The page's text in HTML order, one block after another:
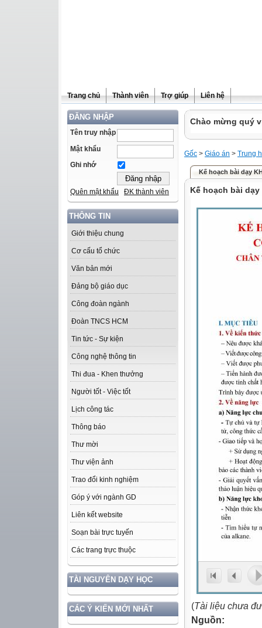
Trang chủ Thành viên Trợ giúp Liên hệ
ĐĂNG NHẬP
Tên truy nhập
Mật khẩu
Ghi nhớ
Quên mật khẩu ĐK thành viên
THÔNG TIN
Giới thiệu chung
Cơ cấu tổ chức
Văn bản mới
Đảng bộ giáo dục
Công đoàn ngành
Đoàn TNCS HCM
Tin tức - Sự kiện
Công nghệ thông tin
Thi đua - Khen thưởng
Người tốt - Việc tốt
Lịch công tác
Thông báo
Thư mời
Thư viện ảnh
Trao đổi kinh nghiệm
Góp ý với ngành GD
Liên kết website
Soạn bài trực tuyến
Các trang trực thuộc
TÀI NGUYÊN DẠY HỌC
CÁC Ý KIẾN MỚI NHẤT
Chào mừng quý
Gốc > Giáo án > Trung
Kế hoạch bài dạy
Kế hoạch bài dạy
(Tài liệu chưa
Nguồn: